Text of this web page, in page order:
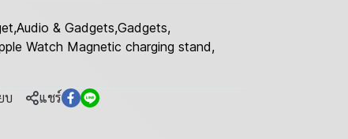
,Audio & Gadgets,Gadgets,
Watch Magnetic charging stand,
บ แชร์